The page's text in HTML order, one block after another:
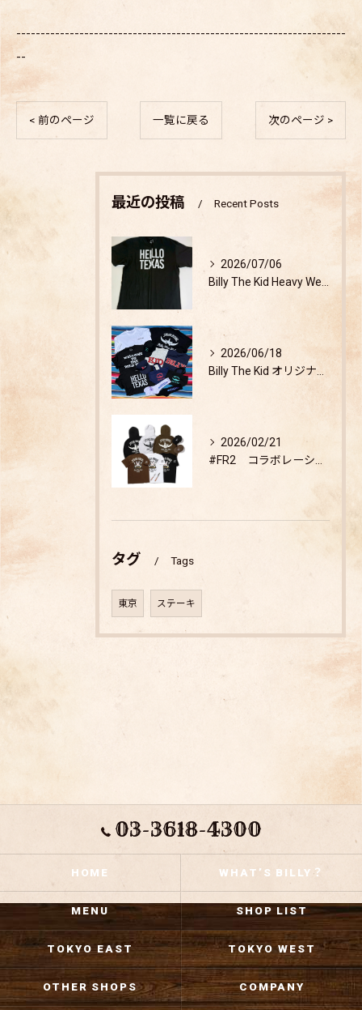
--------------------------------------------------------------------
--
< 前のページ 一覧に戻る 次のページ >
最近の投稿 Recent Posts
2026/07/06
2026/06/18
2026/02/21
タグ Tags
東京 ステーキ
03-3618-4300
HOME WHAT’S BILLY？
MENU SHOP LIST
TOKYO EAST TOKYO WEST
OTHER SHOPS COMPANY